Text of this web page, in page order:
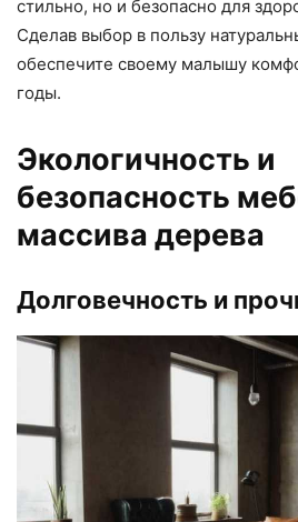
стильно, но и безопасно для
Сделав выбор в пользу
обеспечите своему малышу
годы.
Экологичность и
безопасность
массива дерева
Долговечность и